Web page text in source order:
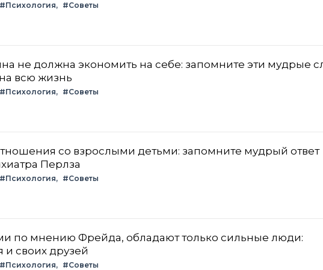
#Психология
#Советы
не должна экономить на себе: запомните эти мудрые
всю жизнь
#Психология
#Советы
со взрослыми детьми: запомните мудрый ответ
Перлза
#Психология
#Советы
по мнению Фрейда, обладают только сильные люди:
и своих друзей
#Психология
#Советы